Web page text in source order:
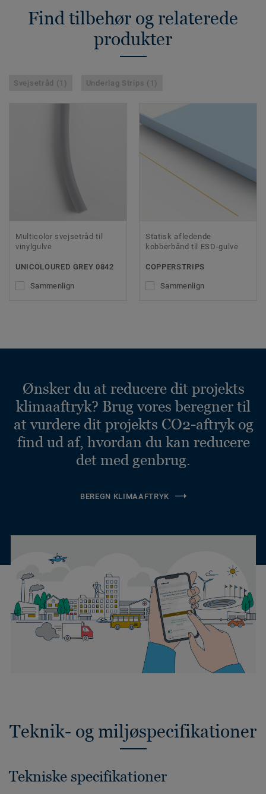
Find tilbehør og relaterede
produkter
Svejsetråd (1) Underlag Strips (1)
Multicolor svejsetråd til
vinylgulve
UNICOLOURED GREY 0842
Sammenlign
Statisk afledende
kobberbånd til ESD-gulve
COPPERSTRIPS
Sammenlign
Ønsker du at reducere dit projekts
klimaaftryk? Brug vores beregner til
at vurdere dit projekts CO2-aftryk og
find ud af, hvordan du kan reducere
det med genbrug.
BEREGN KLIMAAFTRYK
Teknik- og miljøspecifikationer
Tekniske specifikationer